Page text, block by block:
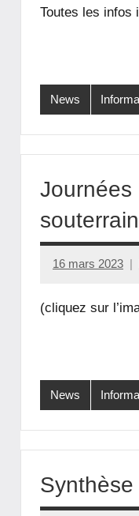
Toutes les infos
News
Journées
souterrain
16 mars 2023
(cliquez sur
News